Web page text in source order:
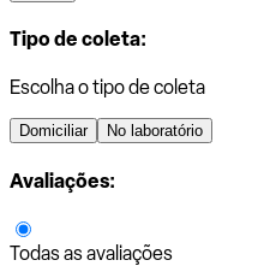
Tipo de coleta:
Escolha o tipo de coleta
Domiciliar No laboratório
Avaliações:
Todas as avaliações